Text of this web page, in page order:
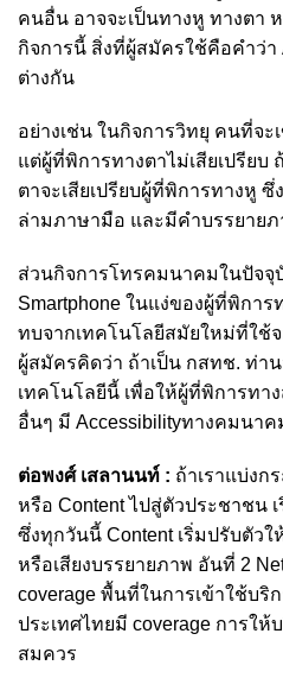
คนอื่น อาจจะเป็นทางหู ทางตา
กิจการนี้ สิ่งที่ผู้สมัครใช้คือคำว่า
ต่างกัน
อย่างเช่น ในกิจการวิทยุ คนที่จ
แต่ผู้ที่พิการทางตาไม่เสียเปรียบ
ตาจะเสียเปรียบผู้ที่พิการทางหู
ล่ามภาษามือ และมีคำบรรยาย
ส่วนกิจการโทรคมนาคมในปัจจุ
Smartphone ในแง่ของผู้ที่พิการ
ทบจากเทคโนโลยีสมัยใหม่ที่ใช้
ผู้สมัครคิดว่า ถ้าเป็น กสทช. ท่า
เทคโนโลยีนี้ เพื่อให้ผู้ที่พิการทา
อื่นๆ มี Accessibilityทางคมนาค
ต่อพงศ์ เสลานนท์ : ถ้าเราแบ่งก
หรือ Content ไปสู่ตัวประชาชน
ซึ่งทุกวันนี้ Content เริ่มปรับตัว
หรือเสียงบรรยายภาพ อันที่ 2
coverage พื้นที่ในการเข้าใช้บริ
ประเทศไทยมี coverage การใ
สมควร